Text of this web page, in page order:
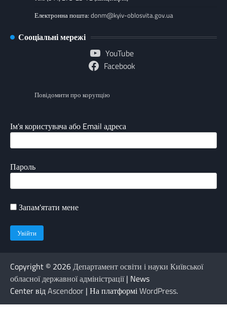
Електронна пошта: donm@kyiv-oblosvita.gov.ua
Сооціальні мережі
YouTube
Facebook
Повідомити про корупцію
Ім'я користувача або Email адреса
Пароль
Запам'ятати мене
Copyright © 2026Департамент освіти і науки Київської
обласної державної адміністрації| News
Center відAscendoor | На платформіWordPress.